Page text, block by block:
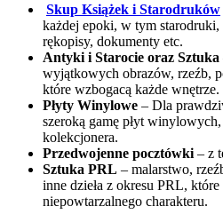
Skup Książek i Starodruków
każdej epoki, w tym
rękopisy, dokumenty etc.
Antyki i Starocie oraz Sztuka
wyjątkowych obrazów, rzeźb,
które wzbogacą każde wnętrze.
Płyty Winylowe – Dla
szeroką gamę płyt
kolekcjonera.
Przedwojenne pocztówki – z
Sztuka PRL – malarstwo,
inne dzieła z okresu PRL,
niepowtarzalnego charakteru.